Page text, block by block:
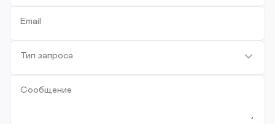
Email
Тип запроса
Сообщение